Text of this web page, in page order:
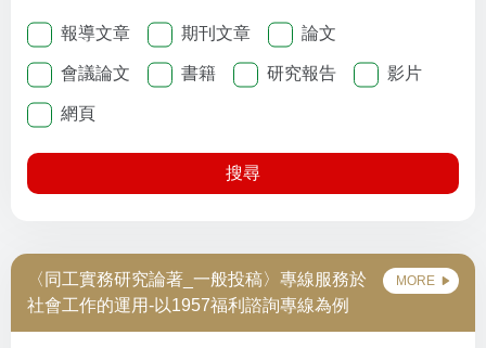
報導文章 期刊文章 論文
會議論文 書籍 研究報告 影片
網頁
搜尋
〈同工實務研究論著_一般投稿〉專線服務於
社會工作的運用-以1957福利諮詢專線為例
MORE